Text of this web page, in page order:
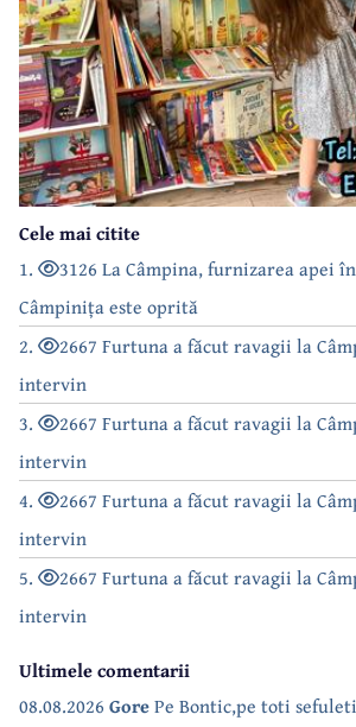
Cele mai citite
1.
3126 La Câmpina, furnizarea apei
Câmpinița este oprită
2.
2667 Furtuna a făcut ravagii la
intervin
3.
2667 Furtuna a făcut ravagii la
intervin
4.
2667 Furtuna a făcut ravagii la
intervin
5.
2667 Furtuna a făcut ravagii la
intervin
Ultimele comentarii
08.08.2026 GorePe Bontic,pe toti